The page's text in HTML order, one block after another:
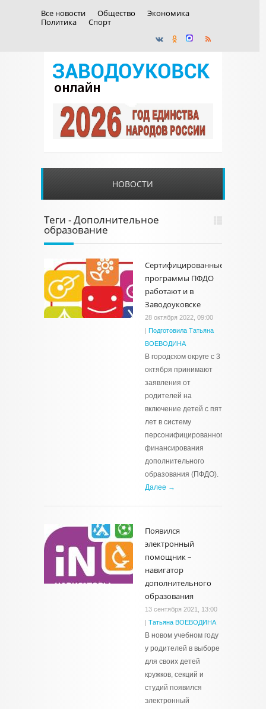
Все новости Общество
Экономика
Политика
Спорт
НОВОСТИ
Теги - Дополнительное
образование
Сертифицированные
программы ПФДО
работают и в
Заводоуковске
28 октября 2022, 09:00
| Подготовила Татьяна
ВОЕВОДИНА
В городском округе с 3
октября принимают
заявления от
родителей на
включение детей с пяти
лет в систему
персонифицированного
финансирования
дополнительного
образования (ПФДО).
Далее →
Появился
электронный
помощник –
навигатор
дополнительного
образования
13 сентября 2021, 13:00
| Татьяна ВОЕВОДИНА
В новом учебном году
у родителей в выборе
для своих детей
кружков, секций и
студий появился
электронный